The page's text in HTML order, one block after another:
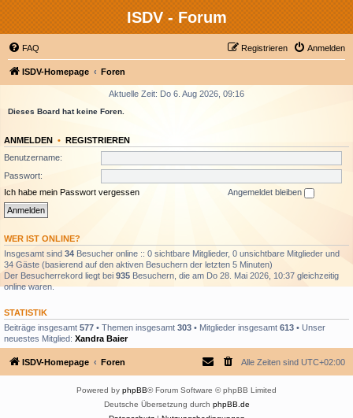
ISDV - Forum
FAQ Anmelden
Registrieren
ISDV-Homepage Foren
Aktuelle Zeit: Do 6. Aug 2026, 09:16
Dieses Board hat keine Foren.
ANMELDEN • REGISTRIEREN
Benutzername:
Passwort:
Ich habe mein Passwort vergessen
Angemeldet bleiben
WER IST ONLINE?
Insgesamt sind 34 Besucher online :: 0 sichtbare Mitglieder, 0 unsichtbare Mitglieder und
34 Gäste (basierend auf den aktiven Besuchern der letzten 5 Minuten)
Der Besucherrekord liegt bei 935 Besuchern, die am Do 28. Mai 2026, 10:37 gleichzeitig
online waren.
STATISTIK
Beiträge insgesamt 577 • Themen insgesamt 303 • Mitglieder insgesamt 613 • Unser
neuestes Mitglied: Xandra Baier
ISDV-Homepage Foren Alle Zeiten sind UTC+02:00
Powered by phpBB® Forum Software © phpBB Limited
Deutsche Übersetzung durch phpBB.de